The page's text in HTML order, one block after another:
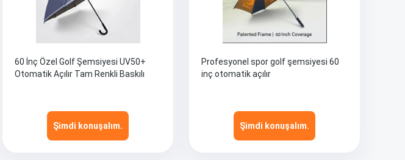
60 İnç Özel Golf Şemsiyesi UV50+
Otomatik Açılır Tam Renkli Baskılı
Şimdi konuşalım.
Profesyonel spor golf şemsiyesi 60
inç otomatik açılır
Şimdi konuşalım.